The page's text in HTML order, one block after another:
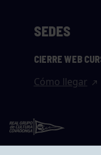
SEDES
CIERRE WEB
Cómo llegar
Avd. Jesús
Gijón - Asturias